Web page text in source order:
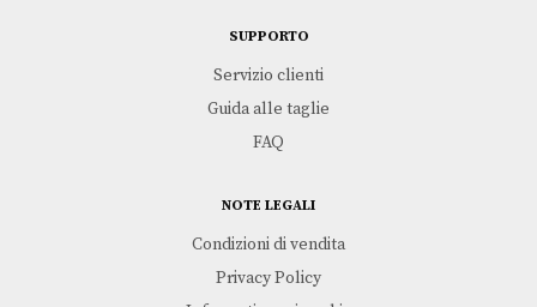
SUPPORTO
Servizio clienti
Guida alle taglie
FAQ
NOTE LEGALI
Condizioni di vendita
Privacy Policy